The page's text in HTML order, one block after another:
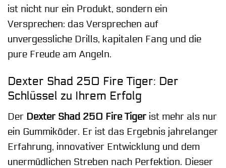
ist nicht nur ein Produkt, sondern ein
Versprechen: das Versprechen auf
unvergessliche Drills, kapitalen Fang und die
pure Freude am Angeln.
Dexter Shad 250 Fire Tiger: Der
Schlüssel zu Ihrem Erfolg
Der Dexter Shad 250 Fire Tigerist mehr als nur
ein Gummiköder. Er ist das Ergebnis jahrelanger
Erfahrung, innovativer Entwicklung und dem
unermüdlichen Streben nach Perfektion. Dieser